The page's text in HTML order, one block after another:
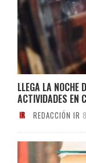
LLEGA LA NOCHE
ACTIVIDADES EN
REDACCIÓN IR